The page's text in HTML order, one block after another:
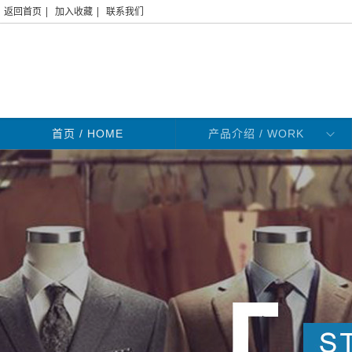
返回首页 加入收藏 联系我们
首页 / HOME 产品介绍 / WORK